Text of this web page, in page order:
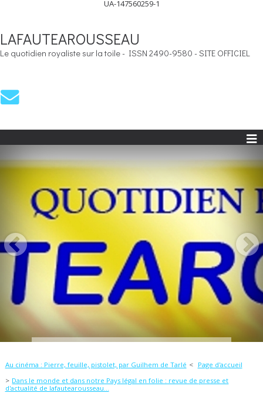
UA-147560259-1
LAFAUTEAROUSSEAU
Le quotidien royaliste sur la toile - ISSN 2490-9580 - SITE OFFICIEL
Au cinéma : Pierre, feuille, pistolet, par Guilhem de Tarlé
Page d'accueil
Dans le monde et dans notre Pays légal en folie : revue de presse et
d'actualité de lafautearousseau...